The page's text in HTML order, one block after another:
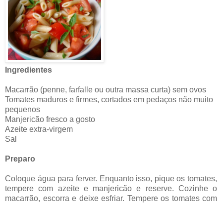
Ingredientes
Macarrão (penne, farfalle ou outra massa curta) sem ovos
Tomates maduros e firmes, cortados em pedaços não muito
pequenos
Manjericão fresco a gosto
Azeite extra-virgem
Sal
Preparo
Coloque água para ferver. Enquanto isso, pique os tomates,
tempere com azeite e manjericão e reserve. Cozinhe o
macarrão, escorra e deixe esfriar. Tempere os tomates com